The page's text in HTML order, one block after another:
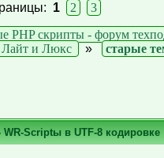
1 2
3
PHP скрипты - форум
Лайт и Люкс
»
старые
Scriptы в UTF-8 кодировке